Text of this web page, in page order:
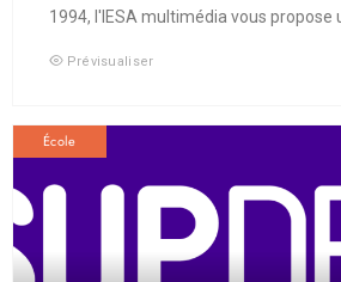
1994, l'IESA multimédia vous propose
Prévisualiser
École